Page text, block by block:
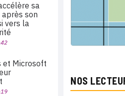
NOS
sa
son
vers la
et Microsoft